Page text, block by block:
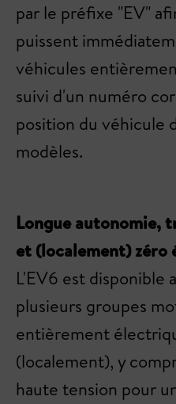
par le préfixe "EV"
puissent
véhicules
suivi d'un numéro
position du véhicule
modèles.
Longue autonomie,
et (localement) zéro
L'EV6 est disponible
plusieurs groupes
entièrement
(localement), y
haute tension pour